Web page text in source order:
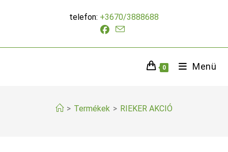
telefon: +3670/3888688
0 Menü
> Termékek > RIEKER AKCIÓ